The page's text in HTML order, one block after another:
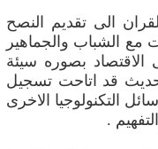
الى تقديم النصح
مع الشباب والجماهير
الاقتصاد بصوره سيئة
قد اتاحت تسجيل
التكنولوجيا الاخرى
.